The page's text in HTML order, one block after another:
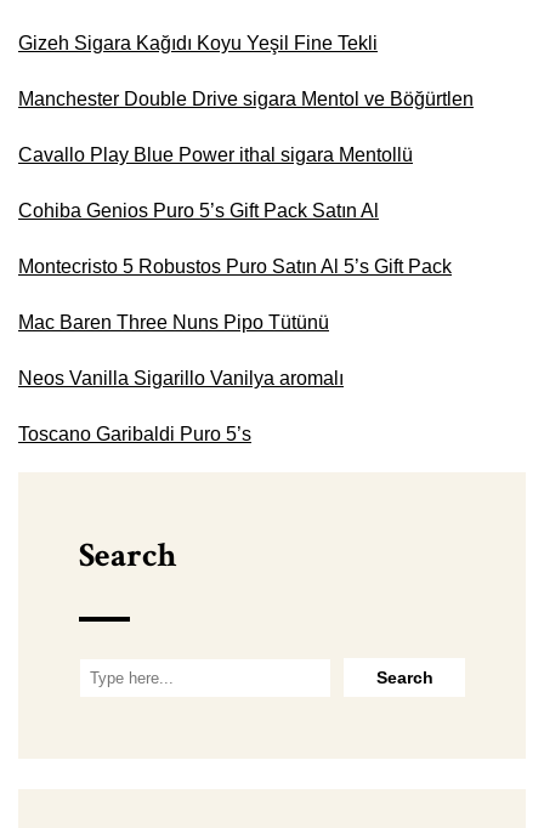
Gizeh Sigara Kağıdı Koyu Yeşil Fine Tekli
Manchester Double Drive sigara Mentol ve Böğürtlen
Cavallo Play Blue Power ithal sigara Mentollü
Cohiba Genios Puro 5’s Gift Pack Satın Al
Montecristo 5 Robustos Puro Satın Al 5’s Gift Pack
Mac Baren Three Nuns Pipo Tütünü
Neos Vanilla Sigarillo Vanilya aromalı
Toscano Garibaldi Puro 5’s
Search